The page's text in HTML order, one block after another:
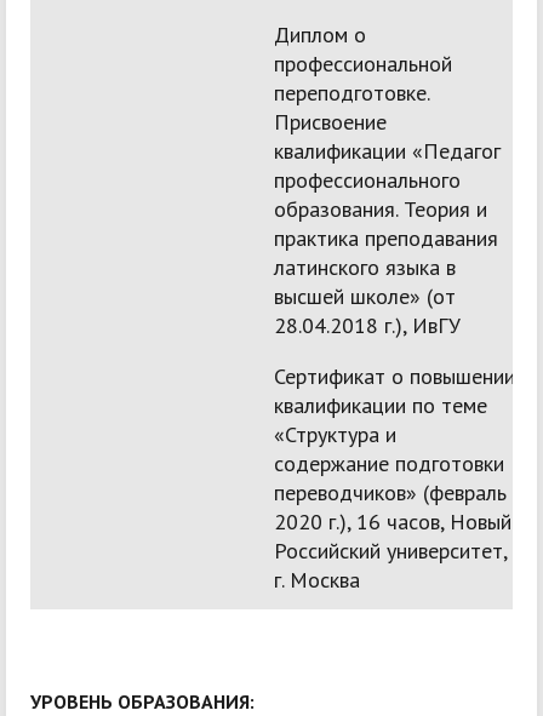
Диплом о
профессиональной
переподготовке.
Присвоение
квалификации «Педагог
профессионального
образования. Теория и
практика преподавания
латинского языка в
высшей школе» (от
28.04.2018 г.), ИвГУ
Сертификат о повышении
квалификации по теме
«Структура и
содержание подготовки
переводчиков» (февраль
2020 г.), 16 часов, Новый
Российский университет,
г. Москва
УРОВЕНЬ ОБРАЗОВАНИЯ: